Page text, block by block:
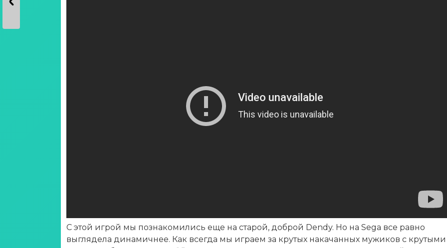
С этой игрой мы познакомились еще на старой, доброй Dendy. Но на Sega все равно
выглядела динамичнее. Как всегда мы играем за крутых накачанных мужиков с крутыми